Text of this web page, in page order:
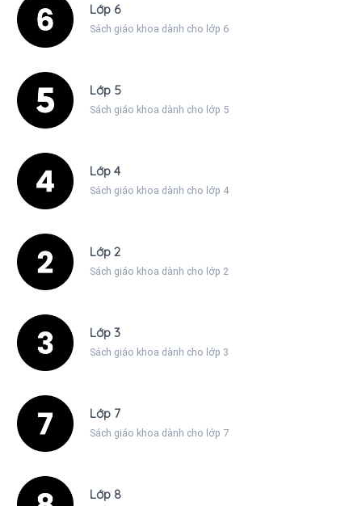
Lớp 6
Sách giáo khoa dành cho lớp 6
Lớp 5
Sách giáo khoa dành cho lớp 5
Lớp 4
Sách giáo khoa dành cho lớp 4
Lớp 2
Sách giáo khoa dành cho lớp 2
Lớp 3
Sách giáo khoa dành cho lớp 3
Lớp 7
Sách giáo khoa dành cho lớp 7
Lớp 8